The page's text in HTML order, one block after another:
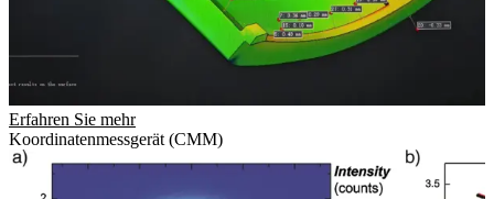
Erfahren Sie mehr
Koordinatenmessgerät (CMM)